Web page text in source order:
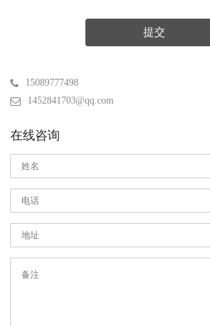
提交
在线咨询
15089777498
1452841703@qq.com